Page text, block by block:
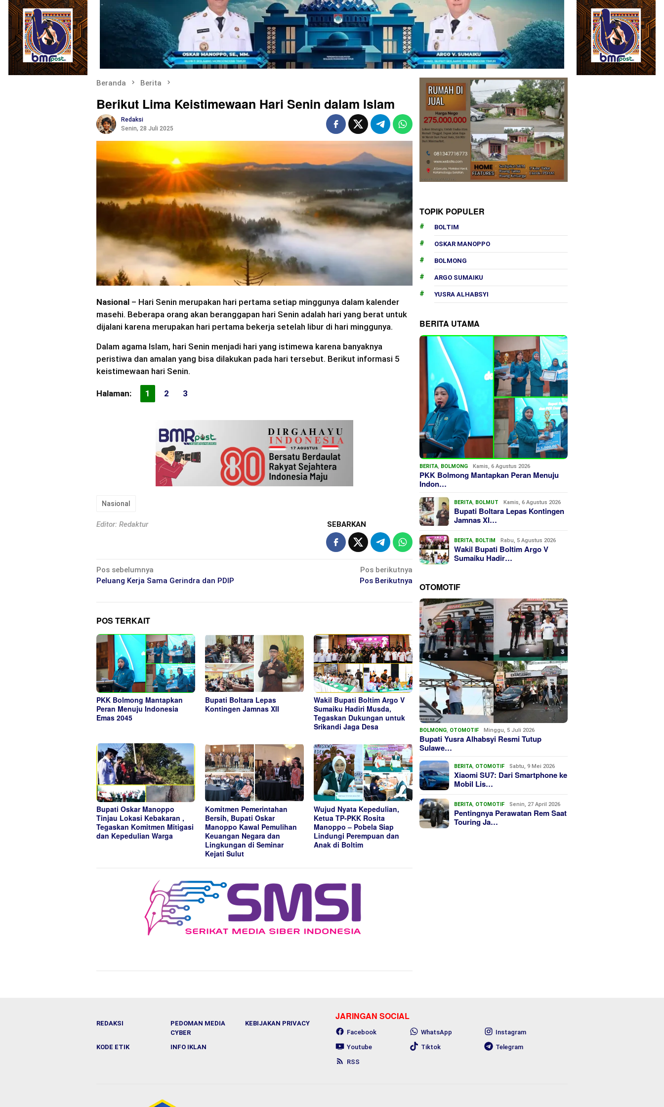
Beranda Berita
Berikut Lima Keistimewaan Hari Senin dalam Islam
Redaksi
Senin, 28 Juli 2025
Nasional – Hari Senin merupakan hari pertama setiap minggunya dalam kalender
masehi. Beberapa orang akan beranggapan hari Senin adalah hari yang berat untuk
dijalani karena merupakan hari pertama bekerja setelah libur di hari minggunya.
Dalam agama Islam, hari Senin menjadi hari yang istimewa karena banyaknya
peristiwa dan amalan yang bisa dilakukan pada hari tersebut. Berikut informasi 5
keistimewaan hari Senin.
Halaman: 1 2 3
Nasional
Editor: Redaktur SEBARKAN
Navigasi
pos
Pos sebelumnya
Peluang Kerja Sama Gerindra dan PDIP
Pos berikutnya
Pos Berikutnya
POS TERKAIT
PKK Bolmong Mantapkan
Peran Menuju Indonesia
Emas 2045
Bupati Boltara Lepas
Kontingen Jamnas XII
Wakil Bupati Boltim Argo V
Sumaiku Hadiri Musda,
Tegaskan Dukungan untuk
Srikandi Jaga Desa
Bupati Oskar Manoppo
Tinjau Lokasi Kebakaran ,
Tegaskan Komitmen Mitigasi
dan Kepedulian Warga
Komitmen Pemerintahan
Bersih, Bupati Oskar
Manoppo Kawal Pemulihan
Keuangan Negara dan
Lingkungan di Seminar
Kejati Sulut
Wujud Nyata Kepedulian,
Ketua TP-PKK Rosita
Manoppo – Pobela Siap
Lindungi Perempuan dan
Anak di Boltim
TOPIK POPULER
BOLTIM
OSKAR MANOPPO
BOLMONG
ARGO SUMAIKU
YUSRA ALHABSYI
BERITA UTAMA
BERITA, BOLMONG Kamis, 6 Agustus 2026
PKK Bolmong Mantapkan Peran Menuju
Indon…
BERITA, BOLMUT Kamis, 6 Agustus 2026
Bupati Boltara Lepas Kontingen
Jamnas XI…
BERITA, BOLTIM Rabu, 5 Agustus 2026
Wakil Bupati Boltim Argo V
Sumaiku Hadir…
OTOMOTIF
BOLMONG, OTOMOTIF Minggu, 5 Juli 2026
Bupati Yusra Alhabsyi Resmi Tutup
Sulawe…
BERITA, OTOMOTIF Sabtu, 9 Mei 2026
Xiaomi SU7: Dari Smartphone ke
Mobil Lis…
BERITA, OTOMOTIF Senin, 27 April 2026
Pentingnya Perawatan Rem Saat
Touring Ja…
REDAKSI
PEDOMAN MEDIA
CYBER
KEBIJAKAN PRIVACY
KODE ETIK INFO IKLAN
JARINGAN SOCIAL
Facebook WhatsApp
Instagram
Youtube
Tiktok
Telegram
RSS